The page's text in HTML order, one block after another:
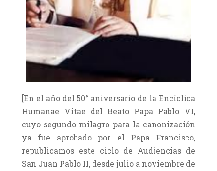
[En el año del 50° aniversario de la Encíclica
Humanae Vitae del Beato Papa Pablo VI,
cuyo segundo milagro para la canonización
ya fue aprobado por el Papa Francisco,
republicamos este ciclo de Audiencias de
San Juan Pablo II, desde julio a noviembre de